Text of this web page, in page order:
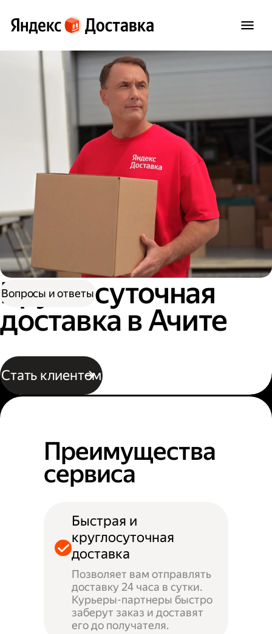
Круглосуточная
доставка в Ачите
Стать клиентом
Вопросы и ответы
Преимущества
сервиса
Быстрая и
круглосуточная
доставка
Позволяет вам отправлять
доставку 24 часа в сутки.
Курьеры-партнеры быстро
заберут заказ и доставят
его до получателя.